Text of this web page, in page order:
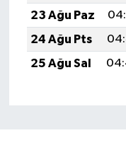
23 Ağu Paz
24 Ağu Pts
25 Ağu Sal